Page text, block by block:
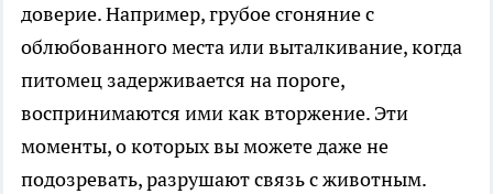
доверие. Например, грубое сгоняние с
облюбованного места или выталкивание, когда
питомец задерживается на пороге,
воспринимаются ими как вторжение. Эти
моменты, о которых вы можете даже не
подозревать, разрушают связь с животным.